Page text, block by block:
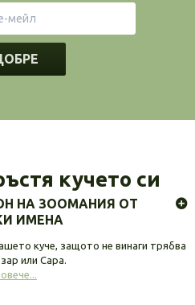
кучето си
НА ЗООМАНИЯ ОТ
ИМЕНА
куче, защото не винаги трябва
или Сара.